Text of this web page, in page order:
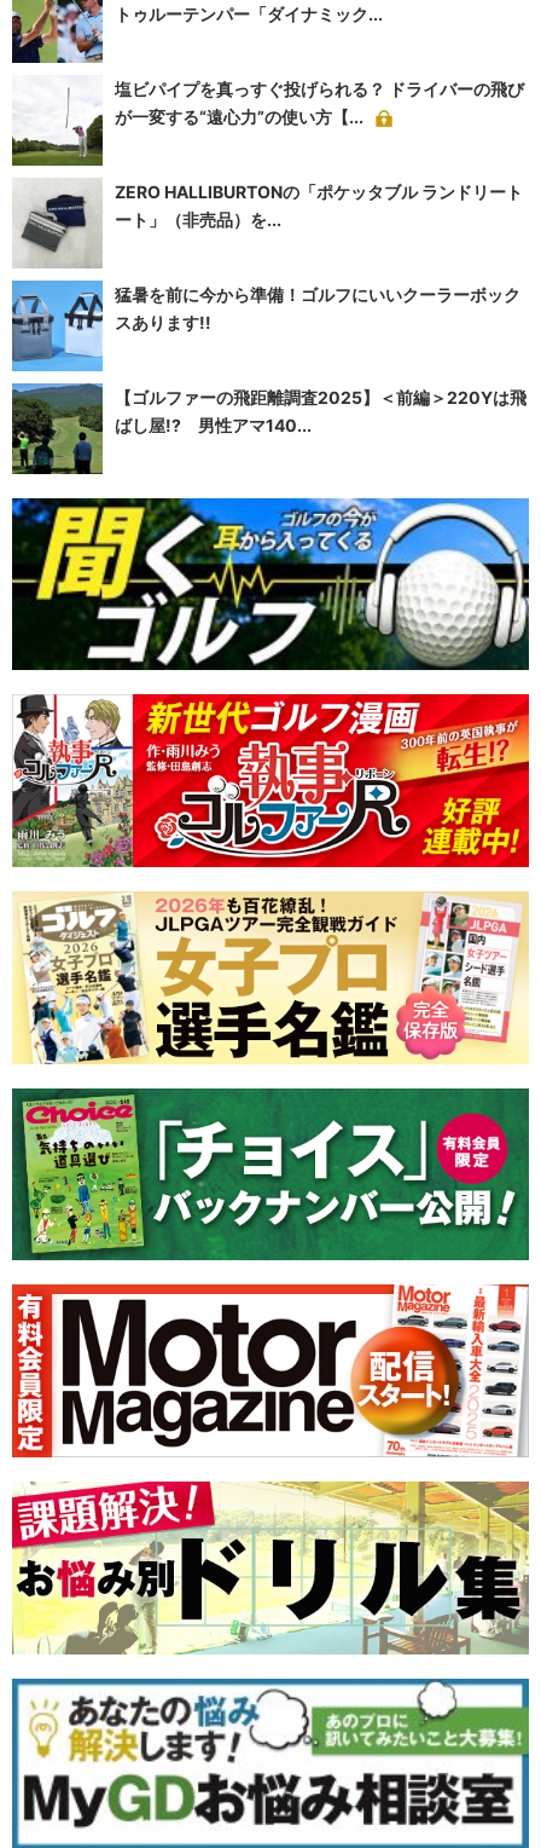
トゥルーテンパー「ダイナミック...
塩ビパイプを真っすぐ投げられる？ ドライバーの飛び
が一変する“遠心力”の使い方【...
ZERO HALLIBURTONの「ポケッタブル ランドリート
ート」（非売品）を...
猛暑を前に今から準備！ゴルフにいいクーラーボック
スあります!!
【ゴルファーの飛距離調査2025】＜前編＞220Yは飛
ばし屋!? 男性アマ140...